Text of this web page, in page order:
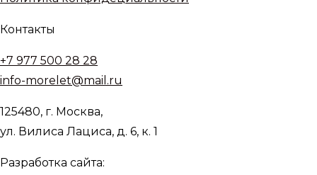
Контакты
+7 977 500 28 28
info-morelet@mail.ru
125480, г. Москва,
ул. Вилиса Лациса, д. 6, к. 1
Разработка сайта: